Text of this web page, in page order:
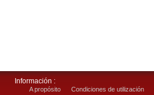
Información :
A propósito Condiciones de utilización